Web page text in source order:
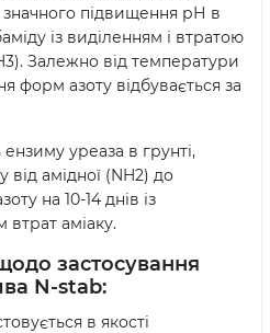
значного підвищення рН в
із виділенням і втратою
Залежно від температури
форм азоту відбувається за
уреаза в грунті,
амідної (NH2) до
на 10-14 днів із
аміаку.
застосування
N-stab:
в якості